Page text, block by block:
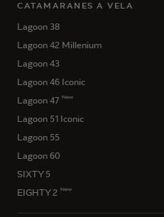
CATAMARANES A VELA
Lagoon 38
Lagoon 42 Millenium
Lagoon 43
Lagoon 46 Iconic
Lagoon 47 New
Lagoon 51 Iconic
Lagoon 55
Lagoon 60
SIXTY 5
EIGHTY 2 New